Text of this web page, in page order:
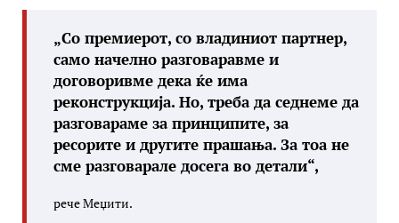
„Со премиерот, со владиниот партнер,
само начелно разговаравме и
договоривме дека ќе има
реконструкција. Но, треба да седнеме да
разговараме за принципите, за
ресорите и другите прашања. За тоа не
сме разговарале досега во детали“,
рече Меџити.